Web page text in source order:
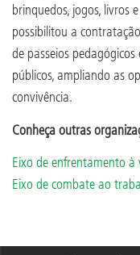
brinquedos, jogos, livros
possibilitou a
de passeios
públicos, ampliando as
convivência.
Conheça outras
Eixo de enfrentamento à
Eixo de combate ao